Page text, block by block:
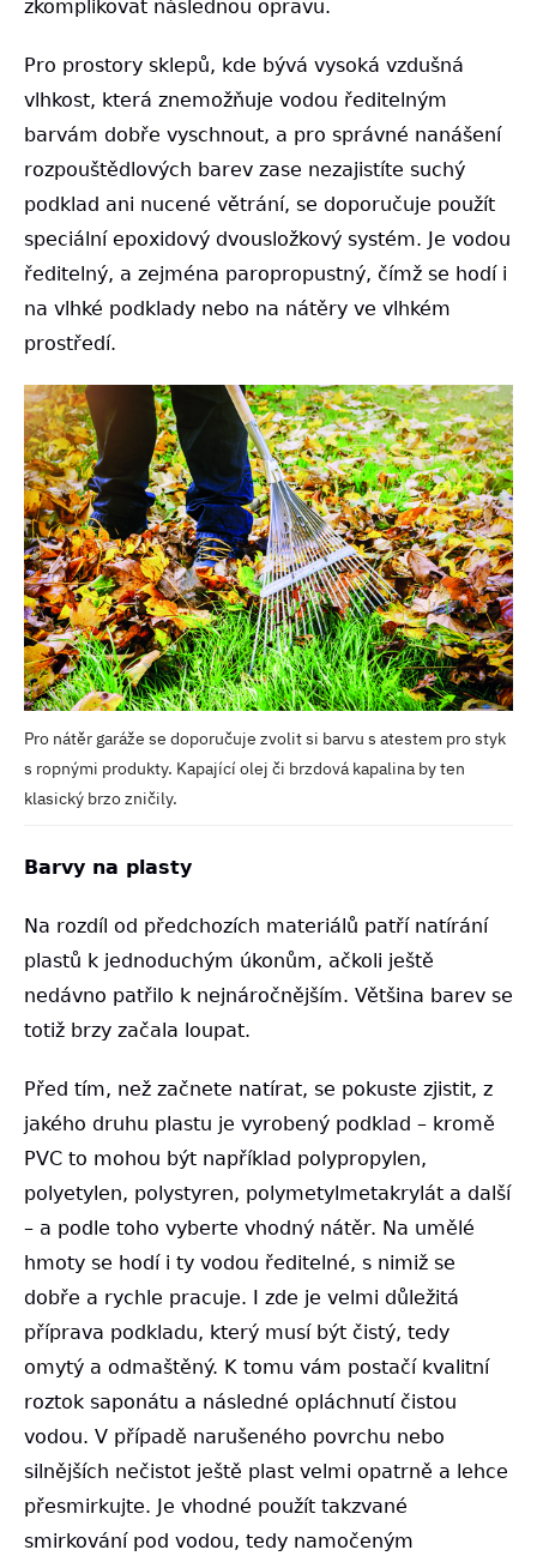
zkomplikovat následnou opravu.
Pro prostory sklepů, kde bývá vysoká vzdušná
vlhkost, která znemožňuje vodou ředitelným
barvám dobře vyschnout, a pro správné nanášení
rozpouštědlových barev zase nezajistíte suchý
podklad ani nucené větrání, se doporučuje použít
speciální epoxidový dvousložkový systém. Je vodou
ředitelný, a zejména paropropustný, čímž se hodí i
na vlhké podklady nebo na nátěry ve vlhkém
prostředí.
Pro nátěr garáže se doporučuje zvolit si barvu s atestem pro styk
s ropnými produkty. Kapající olej či brzdová kapalina by ten
klasický brzo zničily.
Barvy na plasty
Na rozdíl od předchozích materiálů patří natírání
plastů k jednoduchým úkonům, ačkoli ještě
nedávno patřilo k nejnáročnějším. Většina barev se
totiž brzy začala loupat.
Před tím, než začnete natírat, se pokuste zjistit, z
jakého druhu plastu je vyrobený podklad – kromě
PVC to mohou být například polypropylen,
polyetylen, polystyren, polymetylmetakrylát a další
– a podle toho vyberte vhodný nátěr. Na umělé
hmoty se hodí i ty vodou ředitelné, s nimiž se
dobře a rychle pracuje. I zde je velmi důležitá
příprava podkladu, který musí být čistý, tedy
omytý a odmaštěný. K tomu vám postačí kvalitní
roztok saponátu a následné opláchnutí čistou
vodou. V případě narušeného povrchu nebo
silnějších nečistot ještě plast velmi opatrně a lehce
přesmirkujte. Je vhodné použít takzvané
smirkování pod vodou, tedy namočeným